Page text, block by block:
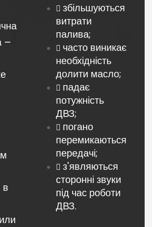
–
в
збільшуються
витрати
палива;
часто виникає
необхідність
долити масло;
падає
потужність
ДВЗ;
погано
перемикаються
передачі;
з'являються
сторонні звуки
під час роботи
ДВЗ.